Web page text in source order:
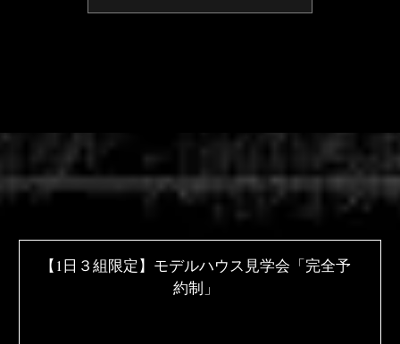
【1日３組限定】 モデルハウス見学会「完全予
約制」